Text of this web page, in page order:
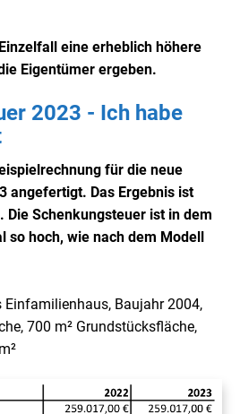
eine erheblich höhere
Eigentümer ergeben.
2023 - Ich habe
für die neue
angefertigt. Das Ergebnis ist
Schenkungsteuer ist in dem
so hoch, wie nach dem Modell
Einfamilienhaus, Baujahr 2004,
700 m² Grundstücksfläche,